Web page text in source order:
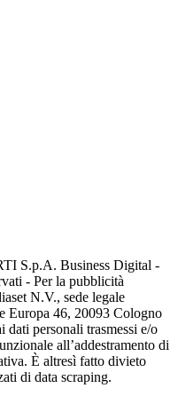
S.p.A. Business Digital -
- Per la pubblicità
N.V., sede legale
Europa 46, 20093 Cologno
dati personali trasmessi e/o
all’addestramento di
È altresì fatto divieto
di data scraping.